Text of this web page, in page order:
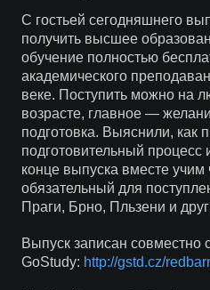
С гостьей сегодняшнего
получить высшее
обучение полностью
академического
веке. Поступить можно на
возрасте, главное —
подготовка. Выяснили, как
подготовительный процесс
конце выпуска вместе учим
обязательный для
Праги, Брно, Пльзени и
Выпуск записан совместно
GoStudy: http://gstd.cz/